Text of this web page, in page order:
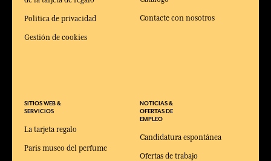
Política de privacidad
Gestión de cookies
SITIOS WEB &
SERVICIOS
La tarjeta regalo
Paris museo del perfume
Contacte con nosotros
NOTICIAS &
OFERTAS DE
EMPLEO
Candidatura espontánea
Ofertas de trabajo